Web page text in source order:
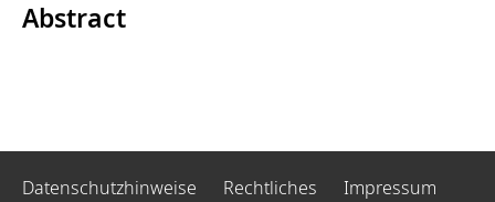
Abstract
Datenschutzhinweise Rechtliches
Impressum